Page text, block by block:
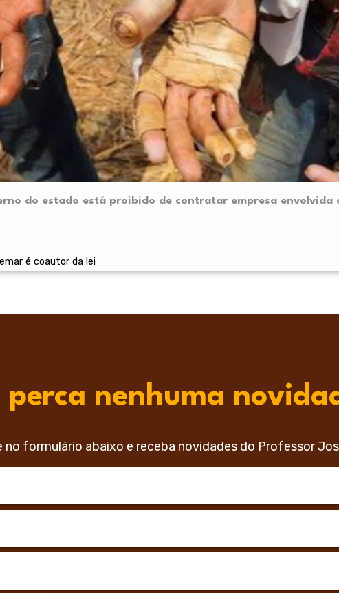
do estado está proibido de contratar empresa envolvida
é coautor da lei
perca nenhuma
no formulário abaixo e receba novidades do Professor